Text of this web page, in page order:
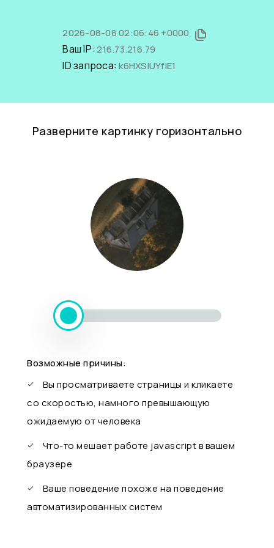
2026-08-08 02:06:46 +0000
Ваш IP:216.73.216.79
ID запроса:k6HXSIUYfiE1
Разверните картинку горизонтально
Возможные причины:
Вы просматриваете страницы и кликаете
со скоростью, намного превышающую
ожидаемую от человека
Что-то мешает работе javascript в вашем
браузере
Ваше поведение похоже на поведение
автоматизированных систем